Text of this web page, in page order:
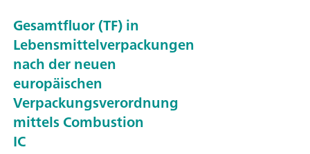
Gesamtfluor (TF) in
Lebensmittelverpackungen
nach der neuen
europäischen
Verpackungsverordnung
mittels Combustion
IC